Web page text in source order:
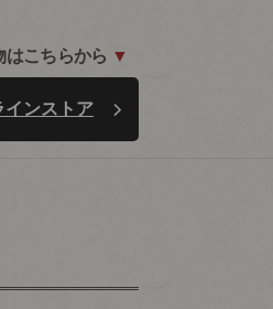
はこちらから ▼
インストア